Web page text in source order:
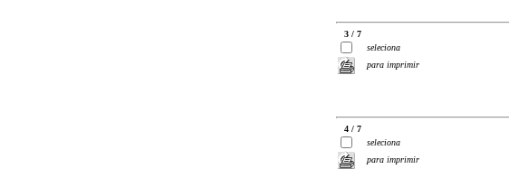
3 / 7
seleciona
para imprimir
4 / 7
seleciona
para imprimir